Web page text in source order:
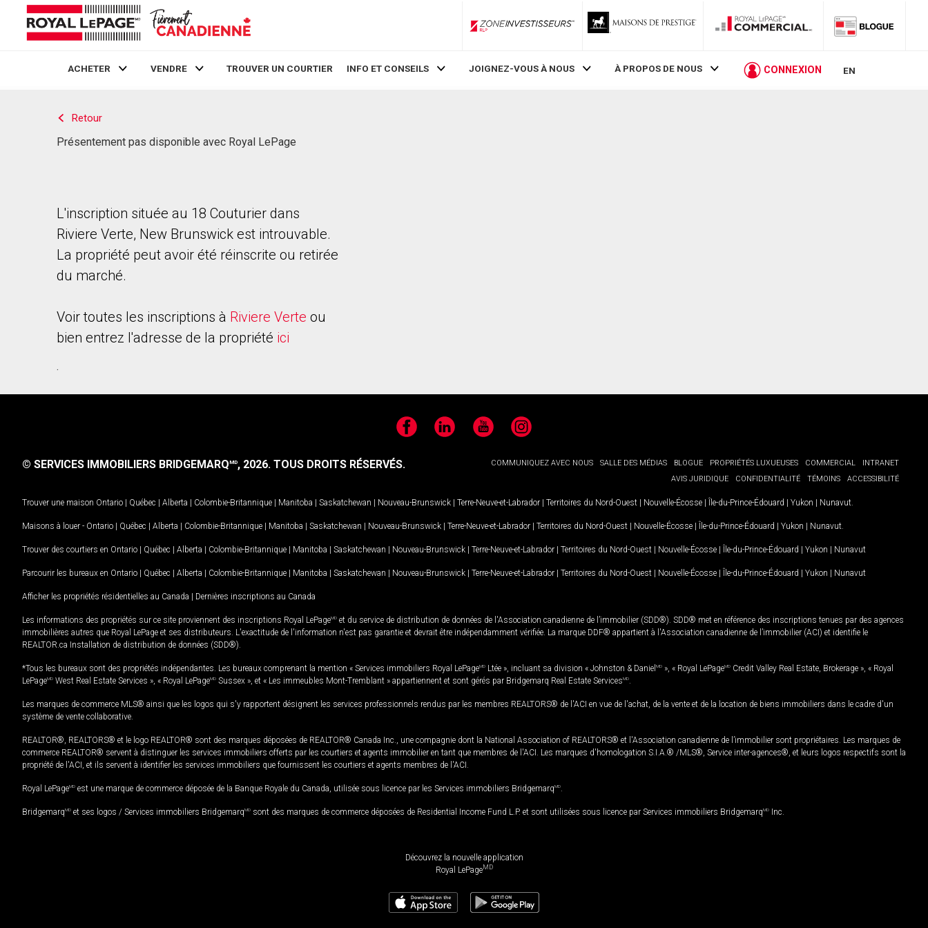
ZoneInvestisseurs RLP
ACHETER VENDRE TROUVER UN COURTIER INFO ET CONSEILS JOIGNEZ-VOUS À NOUS À PROPOS DE NOUS CONNEXION EN
Retour
Présentement pas disponible avec Royal LePage
L'inscription située au 18 Couturier dans
Riviere Verte, New Brunswick est introuvable.
La propriété peut avoir été réinscrite ou retirée
du marché.
Voir toutes les inscriptions à Riviere Verte ou
bien entrez l'adresse de la propriété ici
.
FacebookLinkedIn YouTubeInstagram
COMMUNIQUEZ AVEC NOUS SALLE DES MÉDIAS BLOGUE PROPRIÉTÉS LUXUEUSES COMMERCIAL
INTRANET
AVIS JURIDIQUE
CONFIDENTIALITÉ TÉMOINS ACCESSIBILITÉ
© SERVICES IMMOBILIERS BRIDGEMARQMD, 2026. TOUS DROITS RÉSERVÉS.
Trouver une maison Ontario | Québec | Alberta | Colombie-Britannique | Manitoba | Saskatchewan | Nouveau-Brunswick | Terre-Neuve-et-Labrador | Territoires du Nord-Ouest | Nouvelle-Écosse | Île-du-Prince-Édouard | Yukon | Nunavut
Maisons à louer - Ontario | Québec | Alberta | Colombie-Britannique | Manitoba | Saskatchewan | Nouveau-Brunswick | Terre-Neuve-et-Labrador | Territoires du Nord-Ouest | Nouvelle-Écosse | Île-du-Prince-Édouard | Yukon | Nunavut
Trouver des courtiers en Ontario | Québec | Alberta | Colombie-Britannique | Manitoba | Saskatchewan | Nouveau-Brunswick | Terre-Neuve-et-Labrador | Territoires du Nord-Ouest | Nouvelle-Écosse | Île-du-Prince-Édouard | Yukon | Nunavut
Parcourir les bureaux en Ontario | Québec | Alberta | Colombie-Britannique | Manitoba | Saskatchewan | Nouveau-Brunswick | Terre-Neuve-et-Labrador | Territoires du Nord-Ouest | Nouvelle-Écosse | Île-du-Prince-Édouard | Yukon | Nunavut
Afficher les propriétés résidentielles au Canada | Dernières inscriptions au Canada
Les informations des propriétés sur ce site proviennent des inscriptions Royal LePageMD et du service de distribution de données de l'Association canadienne de l’immobilier (SDD®). SDD® met en référence des inscriptions tenues par des agences
immobilières autres que Royal LePage et ses distributeurs. L'exactitude de l'information n'est pas garantie et devrait être indépendamment vérifiée. La marque DDF® appartient à l'Association canadienne de l’immobilier (ACI) et identifie le
REALTOR.ca Installation de distribution de données (SDD®).
*Tous les bureaux sont des propriétés indépendantes. Les bureaux comprenant la mention « Services immobiliers Royal LePageMD Ltée », incluant sa division « Johnston & Daniel MD », « Royal LePageMD Credit Valley Real Estate, Brokerage », « Royal
LePageMD West Real Estate Services », « Royal LePageMD Sussex », et « Les immeubles Mont-Tremblant » appartiennent et sont gérés par Bridgemarq Real Estate ServicesMD
Les marques de commerce MLS® ainsi que les logos qui s'y rapportent désignent les services professionnels rendus par les membres REALTORS® de l'ACI en vue de l'achat, de la vente et de la location de biens immobiliers dans le cadre d'un
système de vente collaborative.
REALTOR®, REALTORS® et le logo REALTOR® sont des marques déposées de REALTOR® Canada Inc., une compagnie dont la National Association of REALTORS® et l'Association canadienne de l’immobilier sont propriétaires. Les marques de
commerce REALTOR® servent à distinguer les services immobiliers offerts par les courtiers et agents immobilier en tant que membres de l'ACI. Les marques d'homologation S.I.A.® /MLS®, Service inter-agences®, et leurs logos respectifs sont la
propriété de l'ACI, et ils servent à identifier les services immobiliers que fournissent les courtiers et agents membres de l'ACI.
Royal LePageMD est une marque de commerce déposée de la Banque Royale du Canada, utilisée sous licence par les Services immobiliers BridgemarqMD
BridgemarqMD et ses logos / Services immobiliers BridgemarqMD sont des marques de commerce déposées de Residential Income Fund L.P. et sont utilisées sous licence par Services immobiliers BridgemarqMD Inc.
Découvrez la nouvelle application
Royal LePageMD